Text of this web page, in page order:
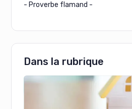
- Proverbe flamand -
Dans la rubrique